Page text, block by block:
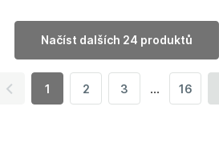
načíst dalších 24 produktů
1 2 3 ... 16